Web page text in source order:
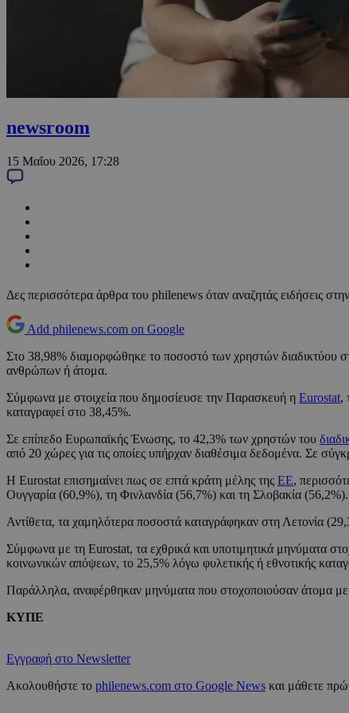
newsroom
15 Μαΐου 2026, 17:28
Δες περισσότερα άρθρα του philenews όταν αναζητάς ειδήσεις
Add philenews.com on Google
Στο 38,98% διαμορφώθηκε το ποσοστό των χρηστών διαδικτύου
ανθρώπων ή άτομα.
Σύμφωνα με στοιχεία που δημοσίευσε την Παρασκευή η Eurostat,
καταγραφεί στο 38,45%.
Σε επίπεδο Ευρωπαϊκής Ένωσης, το 42,3% των χρηστών του
από 20 χώρες για τις οποίες υπήρχαν διαθέσιμα δεδομένα. Σε
Η Eurostat επισημαίνει πως σε επτά κράτη μέλης της ΕΕ,
Ουγγαρία (60,9%), τη Φινλανδία (56,7%) και τη Σλοβακία (56,2%).
Αντίθετα, τα χαμηλότερα ποσοστά καταγράφηκαν στη Λετονία
Σύμφωνα με τη Eurostat, τα εχθρικά και υποτιμητικά μηνύματα
κοινωνικών απόψεων, το 25,5% λόγω φυλετικής ή εθνοτικής
Παράλληλα, αναφέρθηκαν μηνύματα που στοχοποιούσαν άτομα
ΚΥΠΕ
Εγγραφή στο Newsletter
Ακολουθήστε το philenews.com στο Google News και μάθετε